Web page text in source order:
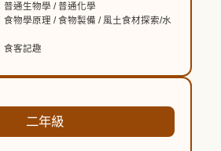
普通生物學 / 普通化學
食物學原理 / 食物製備 / 風土食材探索/水
食客記趣
二年級